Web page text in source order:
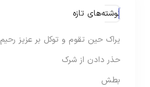
نوشته‌های تازه
یراک حین تقوم و توکل بر عزیز رحیم
حذر دادن از شرک
بطش